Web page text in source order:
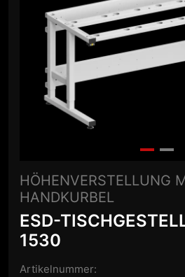
HÖHENVERSTELLUNG
HANDKURBEL
ESD-
1530
Artikelnummer: